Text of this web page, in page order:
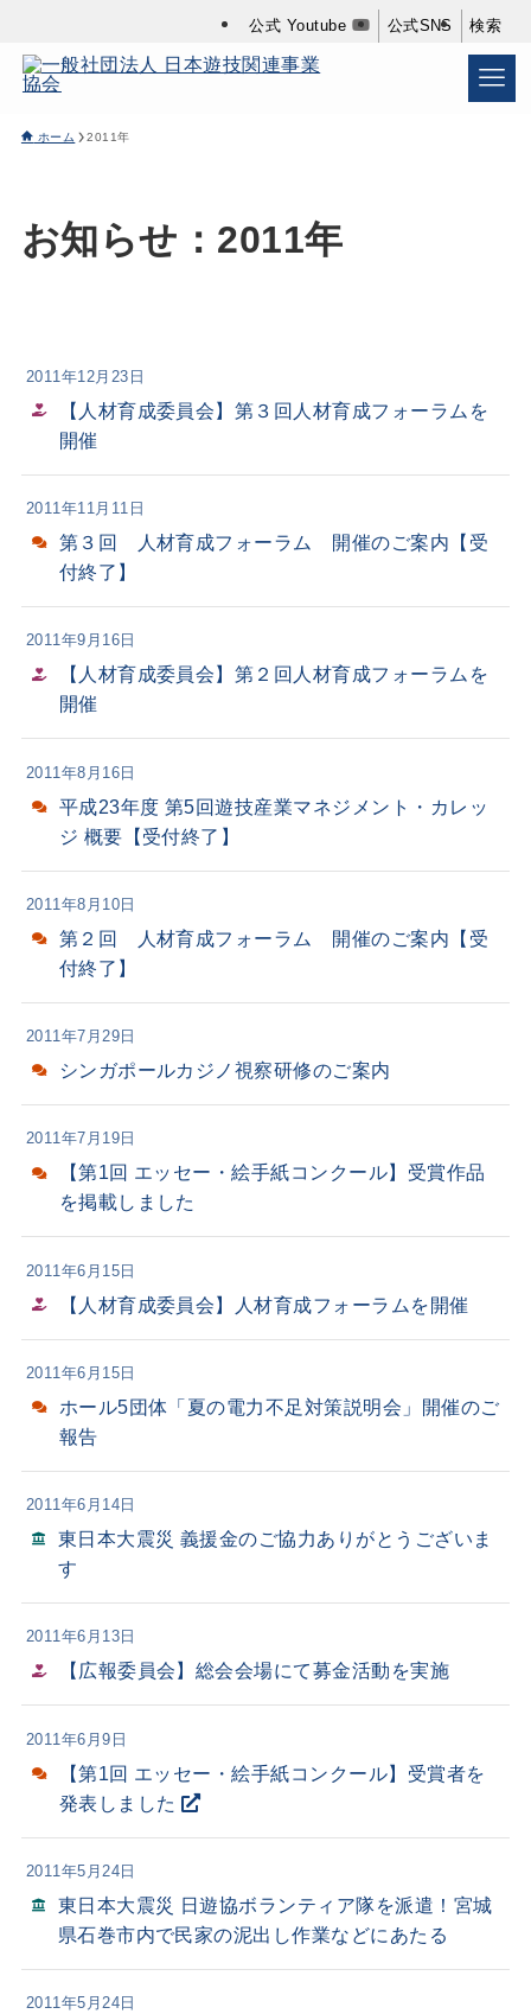
公式 Youtube 公式SNS 検索
ホーム 2011年
お知らせ：2011年
2011年12月23日
【人材育成委員会】第３回人材育成フォーラムを
開催
2011年11月11日
第３回 人材育成フォーラム 開催のご案内【受
付終了】
2011年9月16日
【人材育成委員会】第２回人材育成フォーラムを
開催
2011年8月16日
平成23年度 第5回遊技産業マネジメント・カレッ
ジ 概要【受付終了】
2011年8月10日
第２回 人材育成フォーラム 開催のご案内【受
付終了】
2011年7月29日
シンガポールカジノ視察研修のご案内
2011年7月19日
【第1回 エッセー・絵手紙コンクール】受賞作品
を掲載しました
2011年6月15日
【人材育成委員会】人材育成フォーラムを開催
2011年6月15日
ホール5団体「夏の電力不足対策説明会」開催のご
報告
2011年6月14日
東日本大震災 義援金のご協力ありがとうございま
す
2011年6月13日
【広報委員会】総会会場にて募金活動を実施
2011年6月9日
【第1回 エッセー・絵手紙コンクール】受賞者を
発表しました
2011年5月24日
東日本大震災 日遊協ボランティア隊を派遣！ 宮城
県石巻市内で民家の泥出し作業などにあたる
2011年5月24日